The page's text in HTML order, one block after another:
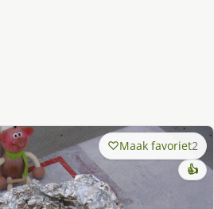
Maak favoriet2
👍